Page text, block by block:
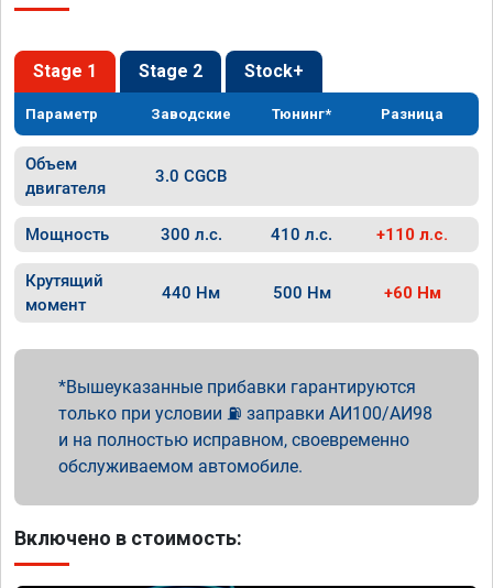
Stage 1 Stage 2 Stock+
Параметр Заводские Тюнинг* Разница
Объем
двигателя
3.0 CGCB
Мощность 300 л.с. 410 л.с. +110 л.с.
Крутящий
момент
440 Нм 500 Нм +60 Нм
Вышеуказанные прибавки гарантируются
только при условии ⛽ заправки АИ100/АИ98
и на полностью исправном, своевременно
обслуживаемом автомобиле.
Включено в стоимость: